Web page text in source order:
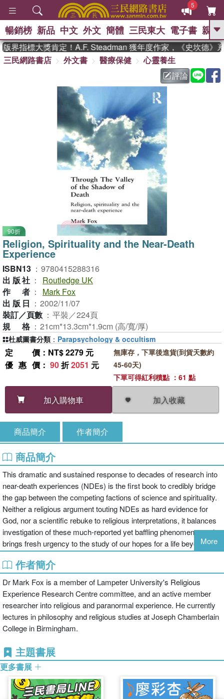
5
GO
熱搜： 東野圭吾 、 高希均教授回憶錄
父親節 、 花開錦
方念華 、 台灣的
數學女孩：黎曼猜想
偉大的迷走神經 、
群喵 、 臺灣漫遊錄
暢銷榜 新品 中文 外文 簡體 三民東大 電子書 親子
界指標大獎肯定！A.F. Steadman 獲年度作家，《史坎德》系
三民網路書店
外文書 醫療保健
心靈養生
評論
90折
Religion, Spirituality and the Near-Death
Experience
ISBN13 ： 9780415288316
出版社 ：
Routledge UK
作者 ：
Mark Fox
出版日 ： 2002/11/07
裝訂／頁數 ： 平裝／224頁
規格 ： 21cm*13.3cm*1.9cm (高/寬/厚)
定價 ：NT$ 2279 元
優惠價 ： 90折2051 元
加入購物車 加入收藏
無庫存，下單後進貨(到貨天數約
45-60天)
下單可得紅利積點 ：61 點
杜威圖書分類 ： Parapsychology & occultism
商品簡介 作者簡介
商品簡介
This dramatic and sustained response to decades of research into
near-death experiences (NDEs) is the first book to credibly bridge
the gap between the competing factions of science and spirituality.
Neither a religious argument touting NDEs as hard evidence for
God, nor a scientific rebuke to religious interpretations, it balances
investigation of these much-reported yet baffling phenomena, and
brings fresh urgency to the study of our hopes for a life beyond.More
作者簡介
Dr Mark Fox is a member of Lampeter University's Religious
Experience Research Centre committee, and an active member
researcher into religious and paranormal experience. He currently
lectures in philosophy and religious studies at Joseph Chamberlain
College in Birmingham.
主題書展
更多書展